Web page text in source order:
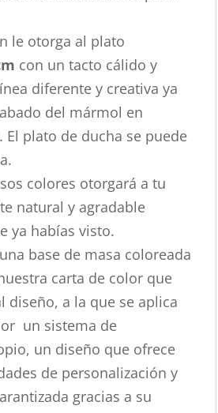
le otorga al plato
con un tacto cálido y
diferente y creativa ya
del mármol en
El plato de ducha se puede
colores otorgará a tu
natural y agradable
ya habías visto.
base de masa coloreada
carta de color que
diseño, a la que se aplica
un sistema de
un diseño que ofrece
de personalización y
gracias a su